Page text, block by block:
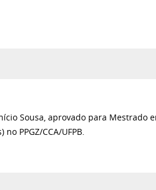
Sousa,aprovado para Mestrado
PPGZ/CCA/UFPB.